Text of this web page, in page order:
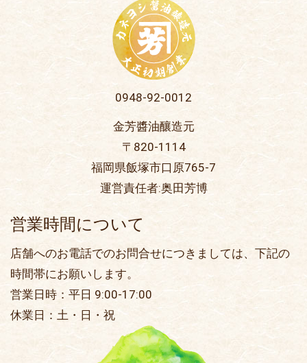
0948-92-0012
金芳醬油釀造元
〒820-1114
福岡県飯塚市口原765-7
運営責任者:奥田芳博
営業時間について
店舗へのお電話でのお問合せにつきましては、下記の
時間帯にお願いします。
営業日時：平日 9:00-17:00
休業日：土・日・祝